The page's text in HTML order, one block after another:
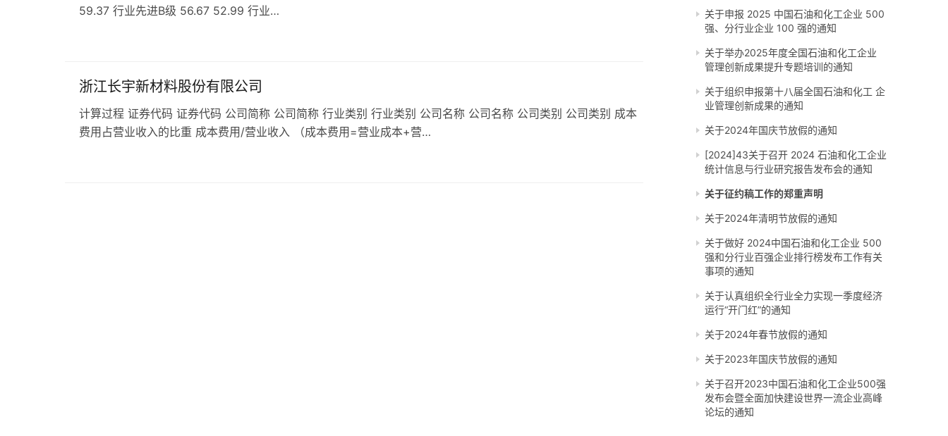
59.37 行业先进B级 56.67 52.99 行业…
浙江长宇新材料股份有限公司
计算过程 证券代码 证券代码 公司简称 公司简称 行业类别 行业类别 公司名称 公司名称 公司类别 公司类别 成本
费用占营业收入的比重 成本费用/营业收入 （成本费用=营业成本+营…
关于申报 2025 中国石油和化工企业 500
强、分行业企业 100 强的通知
关于举办2025年度全国石油和化工企业
管理创新成果提升专题培训的通知
关于组织申报第十八届全国石油和化工 企
业管理创新成果的通知
关于2024年国庆节放假的通知
[2024]43关于召开 2024 石油和化工企业
统计信息与行业研究报告发布会的通知
关于征约稿工作的郑重声明
关于2024年清明节放假的通知
关于做好 2024中国石油和化工企业 500
强和分行业百强企业排行榜发布工作有关
事项的通知
关于认真组织全行业全力实现一季度经济
运行“开门红”的通知
关于2024年春节放假的通知
关于2023年国庆节放假的通知
关于召开2023中国石油和化工企业500强
发布会暨全面加快建设世界一流企业高峰
论坛的通知